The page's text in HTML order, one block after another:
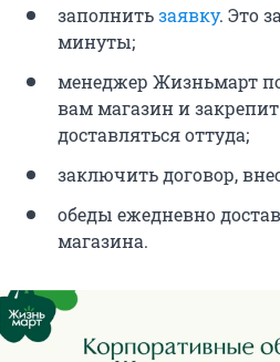
заполнитьзаявку. Это
минуты;
менеджер Жизньмарт
вам магазин и
доставляться оттуда;
заключить договор,
обеды ежедневно
магазина.